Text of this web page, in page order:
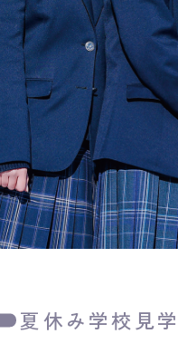
夏休み学校見